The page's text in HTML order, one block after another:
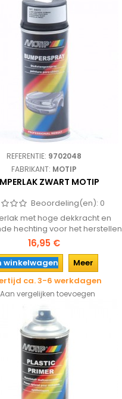
REFERENTIE: 9702048
FABRIKANT: MOTIP
ZWART MOTIP
Beoordeling(en): 0
met hoge dekkracht en
hechting voor het herstellen
van bumpers. De kleur en
erg duurzaam en behoudt de
bumperstructuur.
16,95 €
winkelwagen
Meer
ca. 3-6 werkdagen
Aan vergelijken toevoegen